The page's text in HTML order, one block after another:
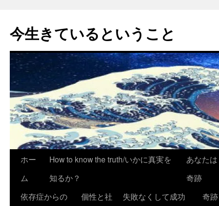
今生きているということ
テ
ホー
ム
How to know the truth/いかに真実を
知るか？
あなたは
奇跡
依存症からの
個性と社
失敗なくして成功
奇